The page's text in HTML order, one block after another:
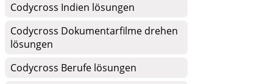
Codycross Indien lösungen
Codycross Dokumentarfilme drehen
lösungen
Codycross Berufe lösungen